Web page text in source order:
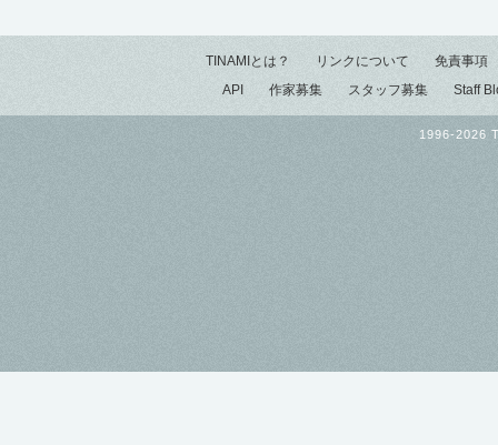
TINAMIとは？ リンクについて
免責事項
API
作家募集 スタッフ募集 Staff
1996-2026